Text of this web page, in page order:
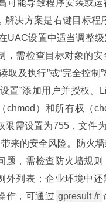
可能导致程序安装或
解决方案是右键目标程
UAC设置中适当调整
，需检查目标对象的安
取及执行”或“完全控制
置”添加用户并授权。
chmod）和所有权（
限需设置为755，文件
来的安全风险。防火
题，需检查防火墙规则
外列表；企业环境中还
作，可通过 gpresult /r